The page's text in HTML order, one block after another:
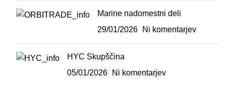
Marine nadomestni deli
29/01/2026
Ni komentarjev
HYC Skupščina
05/01/2026
Ni komentarjev